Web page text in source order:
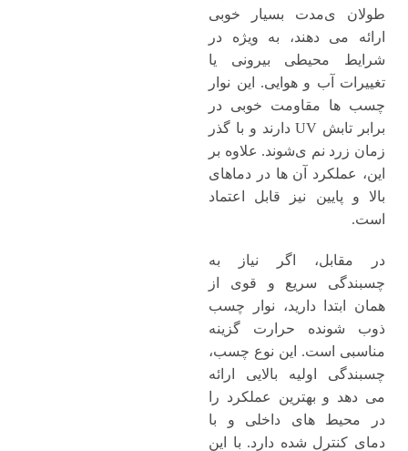
طولان ی‌مدت بسیار خوبی
ارائه می ‌دهند، به ‌ویژه در
شرایط محیطی بیرونی یا
تغییرات آب و هوایی. این نوار
چسب‌ ها مقاومت خوبی در
برابر تابش UV دارند و با گذر
زمان زرد نم ی‌شوند. علاوه بر
این، عملکرد آن‌ ها در دماهای
بالا و پایین نیز قابل اعتماد
است.
در مقابل، اگر نیاز به
چسبندگی سریع و قوی از
همان ابتدا دارید، نوار چسب
ذوب‌ شونده حرارت گزینه
مناسبی است. این نوع چسب،
چسبندگی اولیه بالایی ارائه
می ‌دهد و بهترین عملکرد را
در محیط ‌های داخلی و با
دمای کنترل‌ شده دارد. با این